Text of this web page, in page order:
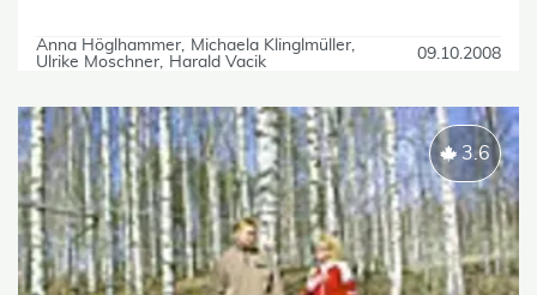
Anna Höglhammer
Michaela Klinglmüller
Ulrike Moschner
Harald Vacik 09.10.2008
3.6